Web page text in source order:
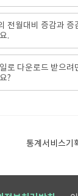
전월대비 증감과 증
.
로 다운로드 받으려
?
통계서비스기